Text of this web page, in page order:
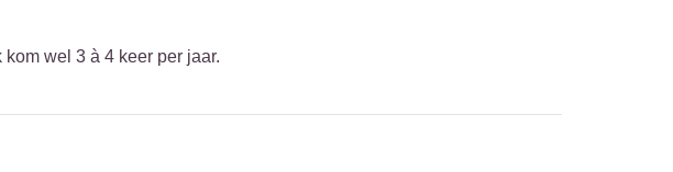
wel 3 à 4 keer per jaar.